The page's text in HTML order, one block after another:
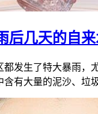
后几天的自
都发生了特大暴雨，
含有大量的泥沙、垃